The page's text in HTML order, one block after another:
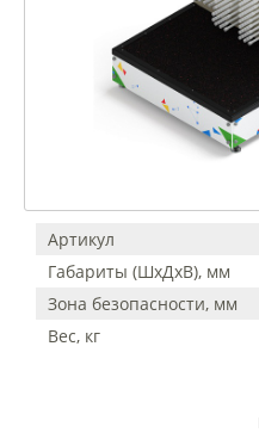
Артикул
Габариты (ШхДхВ), мм
Зона безопасности, мм
Вес, кг